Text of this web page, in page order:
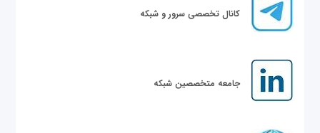
کانال تخصصی سرور و شبکه
جامعه متخصصین شبکه